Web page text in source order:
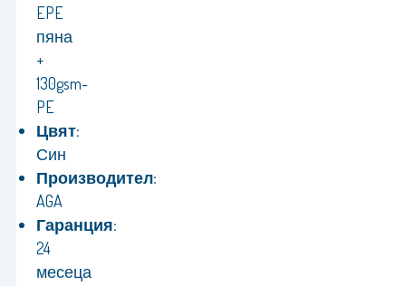
EPE
пяна
+
130gsm-
PE
Цвят:
Син
Производител:
AGA
Гаранция:
24
месеца